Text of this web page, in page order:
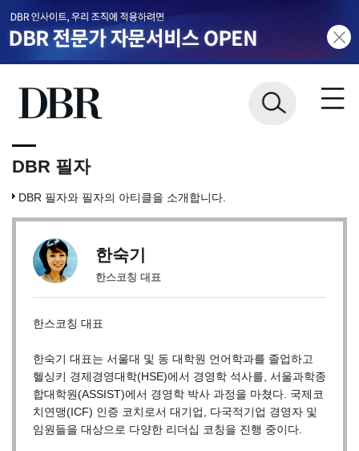
DBR 필자
DBR 필자와 필자의 아티클을 소개합니다.
한숙기
한스코칭 대표
한스코칭 대표
한숙기 대표는 서울대 및 동 대학원 언어학과를 졸업하고
헬싱키 경제경영대학(HSE)에서 경영학 석사를, 서울과학종
합대학원(ASSIST)에서 경영학 박사 과정을 마쳤다. 국제코
치연맹(ICF) 인증 코치로서 대기업, 다국적기업 경영자 및
임원들을 대상으로 다양한 리더십 코칭을 진행 중이다.